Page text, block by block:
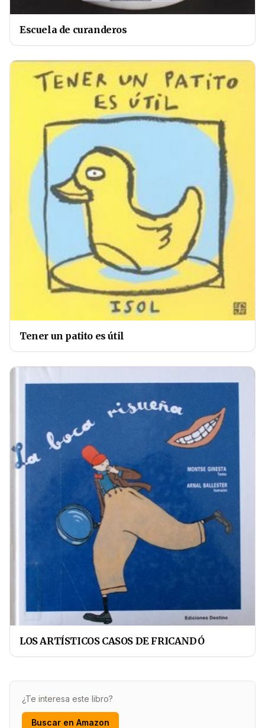
Escuela de curanderos
Tener un patito es útil
LOS ARTÍSTICOS CASOS DE FRICANDÓ
¿Te interesa este libro?
Buscar en Amazon